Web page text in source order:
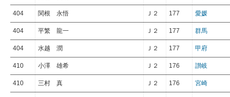
404 関根 永悟 Ｊ２ 177 愛媛
404 平繁 龍一 Ｊ２ 177 群馬
404 水越 潤 Ｊ２ 177 甲府
410 小澤 雄希 Ｊ２ 176 讃岐
410 三村 真 Ｊ２ 176 宮崎